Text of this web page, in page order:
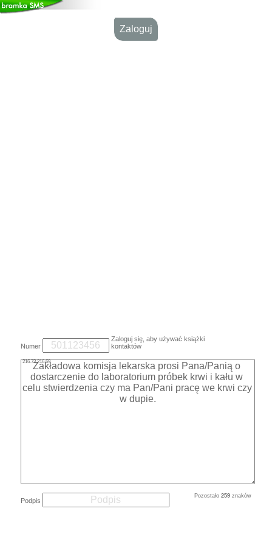
Zaloguj
Numer
Zaloguj się, aby używać książki
kontaktów
216.73.216.69
Pozostało259 znaków
Podpis